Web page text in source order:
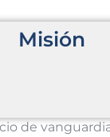
Misión
de